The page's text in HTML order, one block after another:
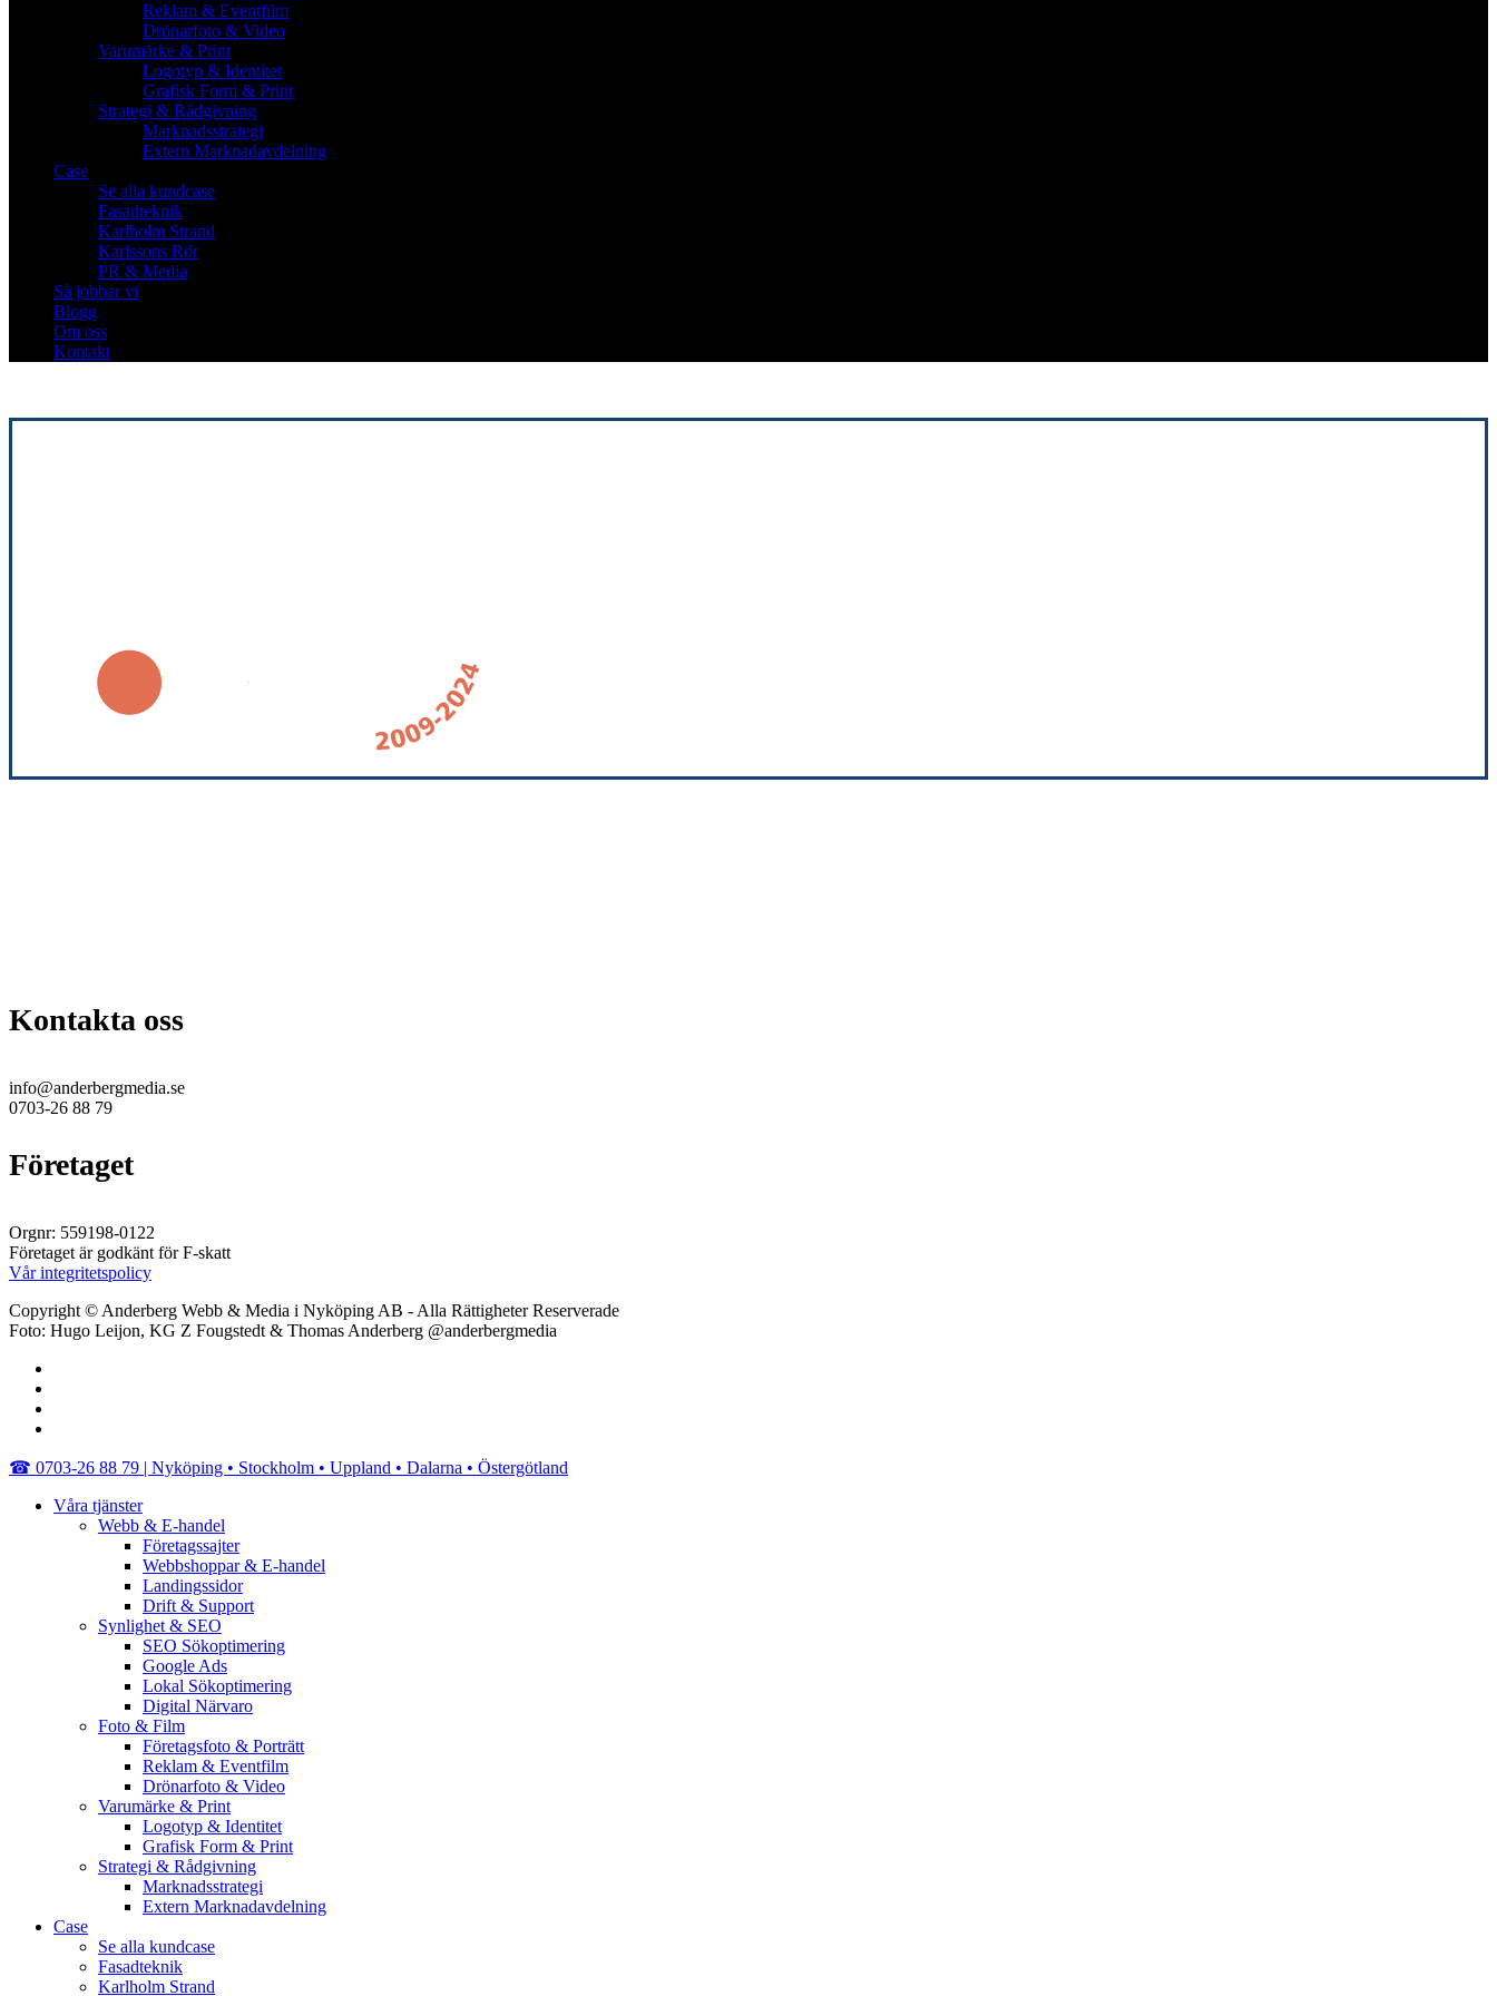
Reklam & Eventfilm
Drönarfoto & Video
Varumärke & Print
Logotyp & Identitet
Grafisk Form & Print
Strategi & Rådgivning
Marknadsstrategi
Extern Marknadavdelning
Case
Se alla kundcase
Fasadteknik
Karlholm Strand
Karlssons Rör
PR & Media
Så jobbar vi
Blogg
Om oss
Kontakt
Kontakta oss
info@anderbergmedia.se
0703-26 88 79
Företaget
Orgnr: 559198-0122
Företaget är godkänt för F-skatt
Vår integritetspolicy
Copyright © Anderberg Webb & Media i Nyköping AB - Alla Rättigheter Reserverade
Foto: Hugo Leijon, KG Z Fougstedt & Thomas Anderberg @anderbergmedia
Close
☎︎ 0703-26 88 79 | Nyköping • Stockholm • Uppland • Dalarna • Östergötland
Våra tjänster
Webb & E-handel
Företagssajter
Webbshoppar & E-handel
Landingssidor
Drift & Support
Synlighet & SEO
SEO Sökoptimering
Google Ads
Lokal Sökoptimering
Digital Närvaro
Foto & Film
Företagsfoto & Porträtt
Reklam & Eventfilm
Drönarfoto & Video
Varumärke & Print
Logotyp & Identitet
Grafisk Form & Print
Strategi & Rådgivning
Marknadsstrategi
Extern Marknadavdelning
Case
Se alla kundcase
Fasadteknik
Karlholm Strand